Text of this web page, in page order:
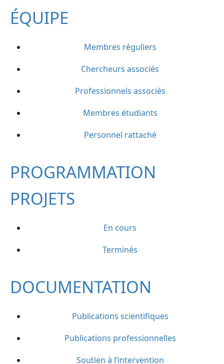
ÉQUIPE
Membres réguliers
Chercheurs associés
Professionnels associés
Membres étudiants
Personnel rattaché
PROGRAMMATION
PROJETS
En cours
Terminés
DOCUMENTATION
Publications scientifiques
Publications professionnelles
Soutien à l’intervention